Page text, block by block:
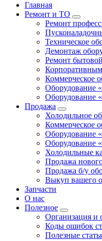
Главная
Ремонт и ТО
Ремонт
Техническое
Демонтаж
Ремонт
Коммерческое
Оборудование
Оборудование
Продажа
Холодильное
Коммерческое
Оборудование
Оборудование
Холодильные
Продажа
Продажа б/у
Выкуп вашего
Запчасти
О нас
Полезное
Организация и
Коды ошибок
Полезные